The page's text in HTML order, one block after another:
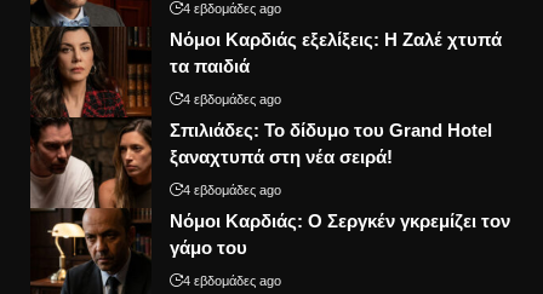
4 εβδομάδες ago
Νόμοι Καρδιάς εξελίξεις: Η Ζαλέ χτυπά
τα παιδιά
4 εβδομάδες ago
Σπιλιάδες: Το δίδυμο του Grand Hotel
ξαναχτυπά στη νέα σειρά!
4 εβδομάδες ago
Νόμοι Καρδιάς: Ο Σεργκέν γκρεμίζει τον
γάμο του
4 εβδομάδες ago